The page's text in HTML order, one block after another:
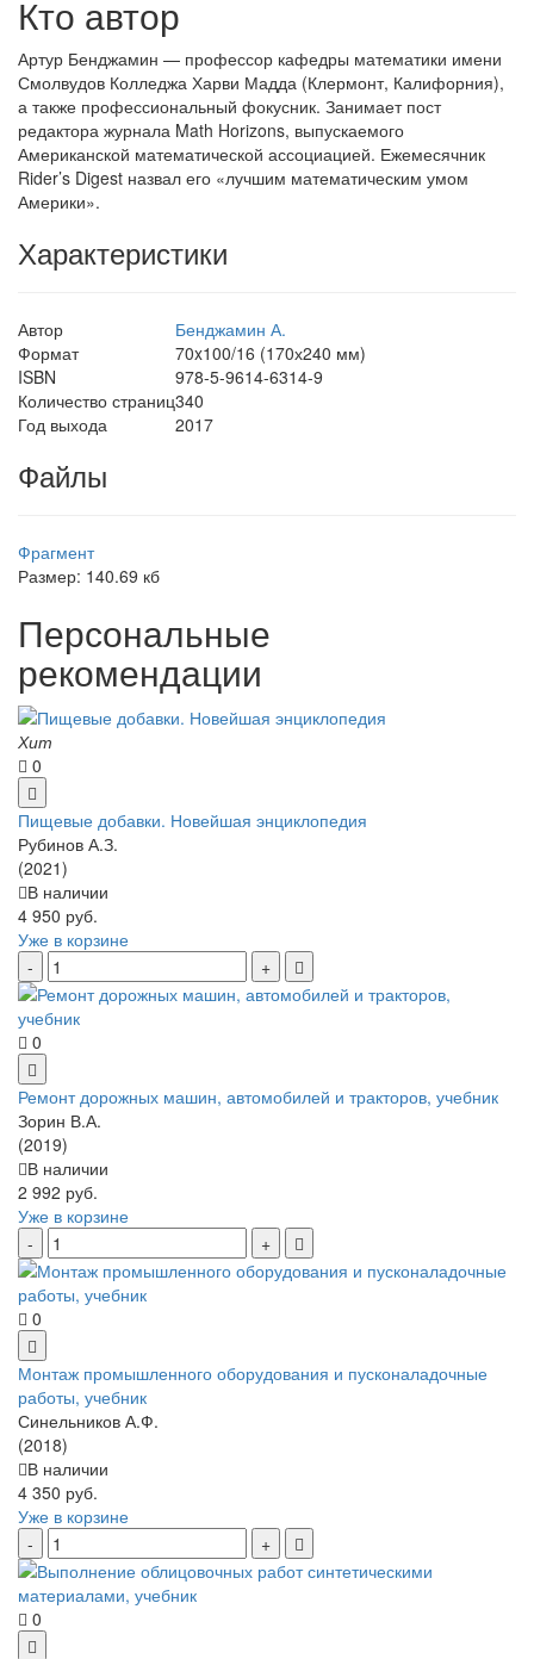
Кто автор
Артур Бенджамин — профессор кафедры математики имени
Смолвудов Колледжа Харви Мадда (Клермонт, Калифорния),
а также профессиональный фокусник. Занимает пост
редактора журнала Math Horizons, выпускаемого
Американской математической ассоциацией. Ежемесячник
Rider’s Digest назвал его «лучшим математическим умом
Америки».
Характеристики
Автор
Бенджамин А.
Формат
70x100/16 (170х240 мм)
ISBN
978-5-9614-6314-9
Количество страниц340
Год выхода
2017
Файлы
Фрагмент
Размер: 140.69 кб
Персональные
рекомендации
Хит
0
Пищевые добавки. Новейшая энциклопедия
Рубинов А.З.
(2021)
В наличии
4 950 руб.
Уже в корзине
0
Ремонт дорожных машин, автомобилей и тракторов, учебник
Зорин В.А.
(2019)
В наличии
2 992 руб.
Уже в корзине
0
Монтаж промышленного оборудования и пусконаладочные
работы, учебник
Синельников А.Ф.
(2018)
В наличии
4 350 руб.
Уже в корзине
0